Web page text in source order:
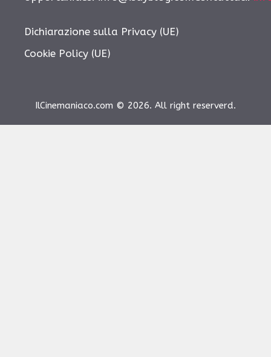
Dichiarazione sulla Privacy (UE)
Cookie Policy (UE)
IlCinemaniaco.com © 2026. All right reserverd.